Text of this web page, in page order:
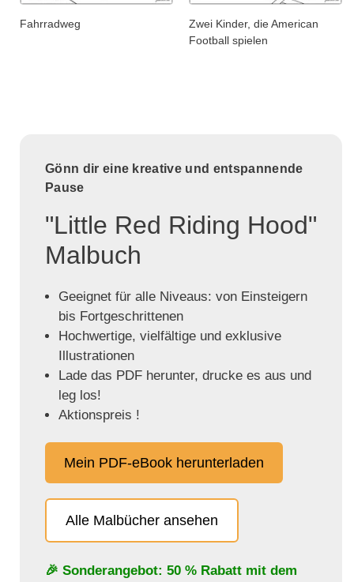
Fahrradweg
Zwei Kinder, die American
Football spielen
Gönn dir eine kreative und entspannende
Pause
"Little Red Riding Hood"
Malbuch
Geeignet für alle Niveaus: von Einsteigern
bis Fortgeschrittenen
Hochwertige, vielfältige und exklusive
Illustrationen
Lade das PDF herunter, drucke es aus und
leg los!
Aktionspreis !
Mein PDF-eBook herunterladen
Alle Malbücher ansehen
🎉 Sonderangebot: 50 % Rabatt mit dem